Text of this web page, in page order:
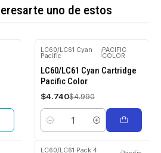
uno de estos
OFF
LC60/LC61 Cyan
Pacific
PACIFIC
COLOR
LC60/LC61 Cyan Cartridge
Pacific Color
$4.740$4.990
Cantidad
LC60/LC61 Pack 4